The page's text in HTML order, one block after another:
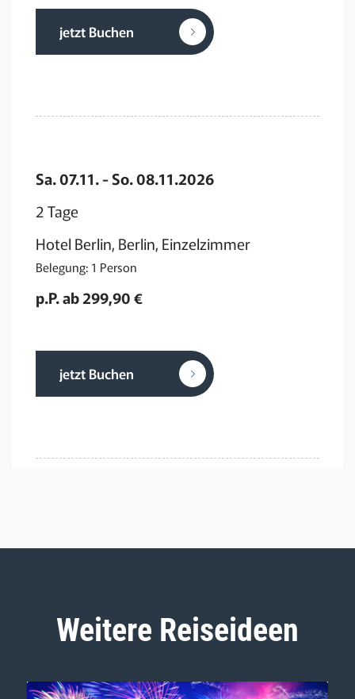
jetzt Buchen
Sa. 07.11. - So. 08.11.2026
2 Tage
Hotel Berlin, Berlin, Einzelzimmer
Belegung: 1 Person
p.P. ab 299,90 €
jetzt Buchen
Weitere Reiseideen